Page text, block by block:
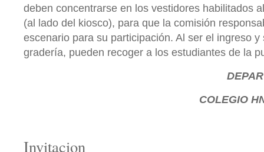
deben concentrarse en los vestidores habilitados
(al lado del kiosco), para que la comisión
escenario para su participación. Al ser el ingreso
gradería, pueden recoger a los estudiantes de la
COLEGIO
Invitacion